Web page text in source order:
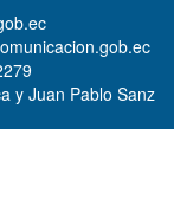
y Juan Pablo Sanz